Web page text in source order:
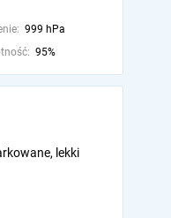
999 hPa
95%
lekki